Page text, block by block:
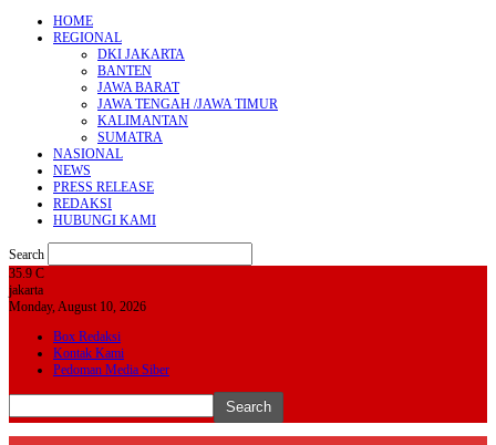
HOME
REGIONAL
DKI JAKARTA
BANTEN
JAWA BARAT
JAWA TENGAH /JAWA TIMUR
KALIMANTAN
SUMATRA
NASIONAL
NEWS
PRESS RELEASE
REDAKSI
HUBUNGI KAMI
Search
35.9 C
jakarta
Monday, August 10, 2026
Box Redaksi
Kontak Kami
Pedoman Media Siber